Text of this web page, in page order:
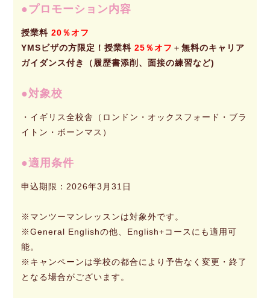
プロモーション内容
授業料 20％オフ
YMSビザの方限定！授業料 25％オフ ＋ 無料のキャリア
ガイダンス付き（履歴書添削、面接の練習など)
対象校
・イギリス全校舎（ロンドン・オックスフォード・ブラ
イトン・ボーンマス）
適用条件
申込期限：2026年3月31日
※マンツーマンレッスンは対象外です。
※General Englishの他、English+コースにも適用可
能。
※キャンペーンは学校の都合により予告なく変更・終了
となる場合がございます。